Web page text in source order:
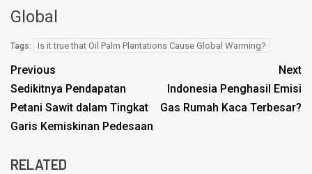
Global
Tags: Is it true that Oil Palm Plantations Cause Global Warming?
Previous
Sedikitnya Pendapatan
Petani Sawit dalam Tingkat
Garis Kemiskinan Pedesaan
Next
Indonesia Penghasil Emisi
Gas Rumah Kaca Terbesar?
RELATED